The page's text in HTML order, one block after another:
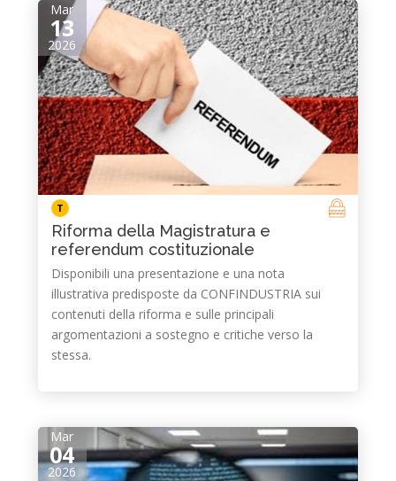
Mar
13
2026
T
Riforma della Magistratura e
referendum costituzionale
Disponibili una presentazione e una nota
illustrativa predisposte da CONFINDUSTRIA sui
contenuti della riforma e sulle principali
argomentazioni a sostegno e critiche verso la
stessa.
Mar
04
2026